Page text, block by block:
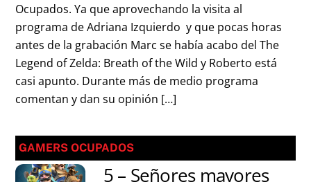
Ocupados. Ya que aprovechando la visita al
programa de Adriana Izquierdo y que pocas horas
antes de la grabación Marc se había acabo del The
Legend of Zelda: Breath of the Wild y Roberto está
casi apunto. Durante más de medio programa
comentan y dan su opinión […]
GAMERS OCUPADOS
5 – Señores mayores